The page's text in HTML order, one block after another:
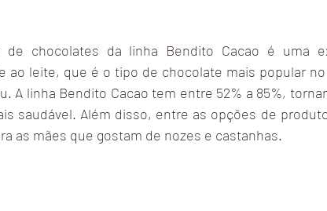
chocolates da linha Bendito Cacao é uma
ao leite, que é o tipo de chocolate mais popular
A linha Bendito Cacao tem entre 52% a 85%,
saudável. Além disso, entre as opções de
as mães que gostam de nozes e castanhas.